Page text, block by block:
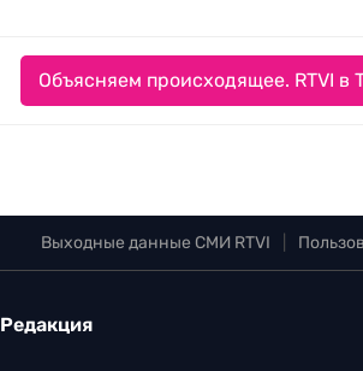
Объясняем происходящее. RTVI в
Выходные данные СМИ RTVI
Редакция